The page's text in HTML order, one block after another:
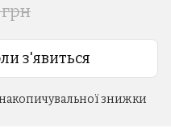
з'явиться
знижки